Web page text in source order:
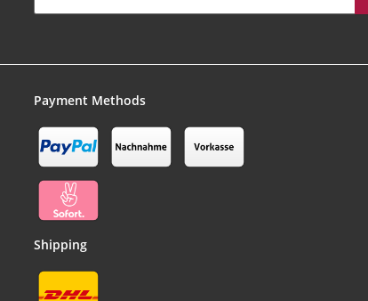
Payment Methods
Shipping